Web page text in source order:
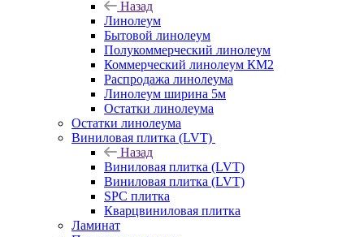
Назад
Линолеум
Бытовой линолеум
Полукоммерческий линолеум
Коммерческий линолеум КМ2
Распродажа линолеума
Линолеум ширина 5м
Остатки линолеума
Остатки линолеума
Виниловая плитка (LVT)
Назад
Виниловая плитка (LVT)
Виниловая плитка (LVT)
SPC плитка
Кварцвиниловая плитка
Ламинат